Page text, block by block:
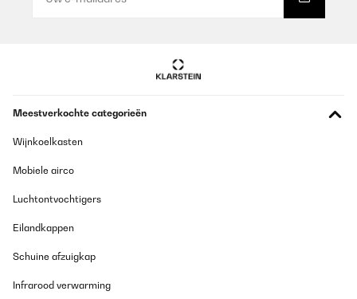
Meestverkochte categorieën
Wijnkoelkasten
Mobiele airco
Luchtontvochtigers
Eilandkappen
Schuine afzuigkap
Infrarood verwarming